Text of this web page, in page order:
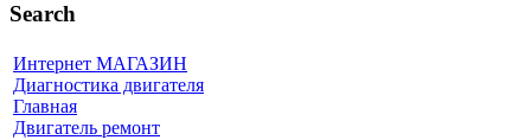
Search
Интернет МАГАЗИН
Диагностика двигателя
Главная
Двигатель ремонт